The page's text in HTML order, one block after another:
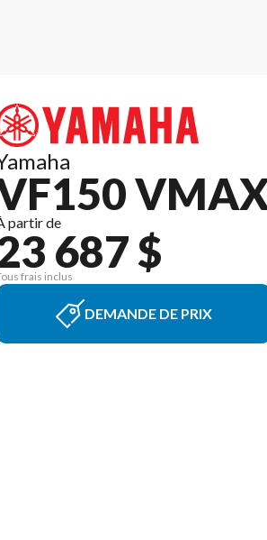
partir de
687 $
frais inclus
DEMANDE DE PRIX